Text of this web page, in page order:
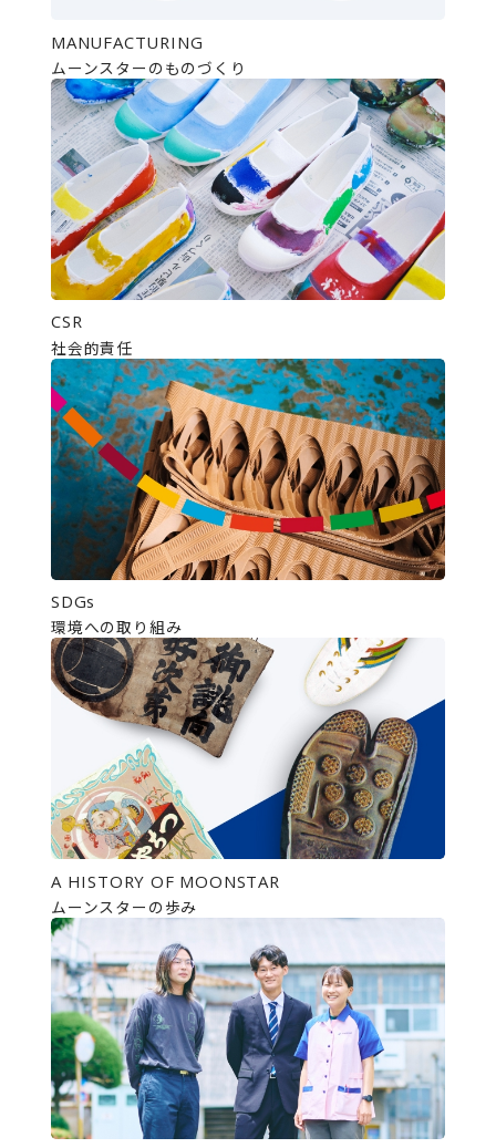
MANUFACTURING
ムーンスターのものづくり
CSR
社会的責任
SDGs
環境への取り組み
A HISTORY OF MOONSTAR
ムーンスターの歩み